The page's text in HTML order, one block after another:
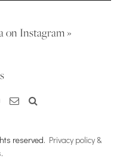
on Instagram »
reserved. Privacy policy &
.